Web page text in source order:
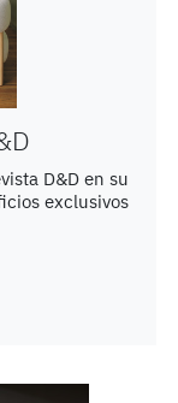
D&D en su
exclusivos